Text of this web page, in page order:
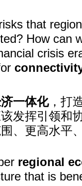
that
How can
crisis
一体化，打
发挥引领和
、更高水平
regional
that is